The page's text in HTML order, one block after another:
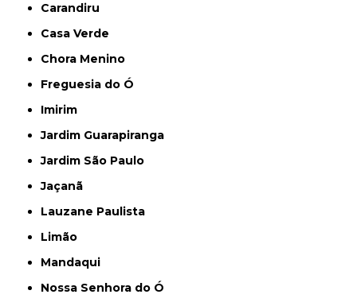
Carandiru
Casa Verde
Chora Menino
Freguesia do Ó
Imirim
Jardim Guarapiranga
Jardim São Paulo
Jaçanã
Lauzane Paulista
Limão
Mandaqui
Nossa Senhora do Ó